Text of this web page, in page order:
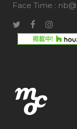
Face Time :